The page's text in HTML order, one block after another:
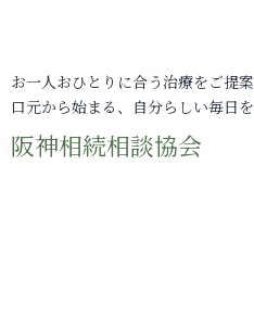
お一人おひとりに合う治療をご提案
口元から始まる、自分らしい毎日を
阪神相続相談協会